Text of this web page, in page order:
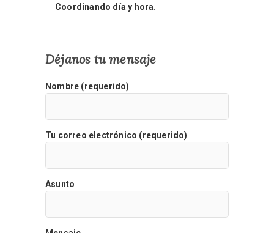
Coordinando día y hora.
Déjanos tu mensaje
Nombre (requerido)
Tu correo electrónico (requerido)
Asunto